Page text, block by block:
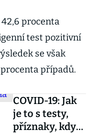
procenta
test pozitivní
se však
případů.
COVID-19: Jak
je to s testy,
příznaky, kdy